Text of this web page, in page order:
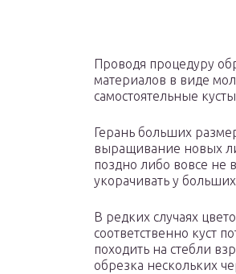
Проводя процедуру
материалов в виде
самостоятельные
Герань больших
выращивание новых
поздно либо вовсе не
укорачивать у
В редких случаях
соответственно куст
походить на стебли
обрезка нескольких